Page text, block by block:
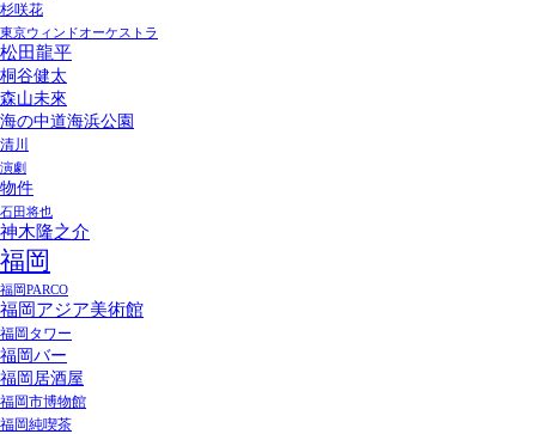
杉咲花
東京ウィンドオーケストラ
松田龍平
桐谷健太
森山未來
海の中道海浜公園
清川
演劇
物件
石田将也
神木隆之介
福岡
福岡PARCO
福岡アジア美術館
福岡タワー
福岡バー
福岡居酒屋
福岡市博物館
福岡純喫茶